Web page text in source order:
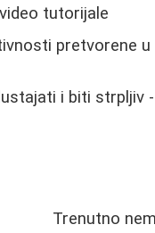
tutorijale
pretvorene u
i biti
Trenutno